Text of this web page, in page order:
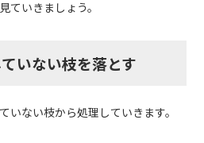
ていきましょう。
いない枝を落とす
いない枝から処理していきます。